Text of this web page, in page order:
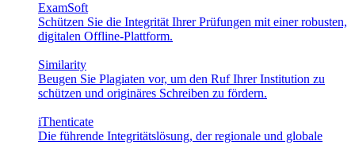
ExamSoft
Schützen Sie die Integrität Ihrer Prüfungen mit einer robusten,
digitalen Offline-Plattform.
Similarity
Beugen Sie Plagiaten vor, um den Ruf Ihrer Institution zu
schützen und originäres Schreiben zu fördern.
iThenticate
Die führende Integritätslösung, der regionale und globale